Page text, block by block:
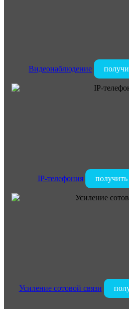
Митино
На Парковой
Видеонаблюдение
IP-телефония
Усиление сотовой связи